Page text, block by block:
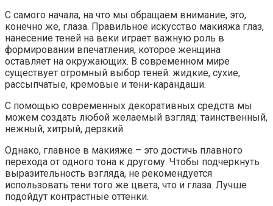
С самого начала, на что мы обращаем внимание, это,
конечно же, глаза. Правильное искусство макияжа глаз,
нанесение теней на веки играет важную роль в
формировании впечатления, которое женщина
оставляет на окружающих. В современном мире
существует огромный выбор теней: жидкие, сухие,
рассыпчатые, кремовые и тени-карандаши.
С помощью современных декоративных средств мы
можем создать любой желаемый взгляд: таинственный,
нежный, хитрый, дерзкий.
Однако, главное в макияже – это достичь плавного
перехода от одного тона к другому. Чтобы подчеркнуть
выразительность взгляда, не рекомендуется
использовать тени того же цвета, что и глаза. Лучше
подойдут контрастные оттенки.